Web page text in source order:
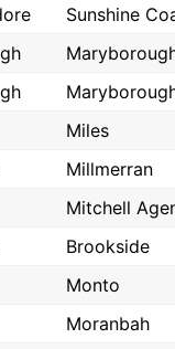
Sunshine
Miles
Millmerran
Mitchell
Brookside
Monto
Moranbah